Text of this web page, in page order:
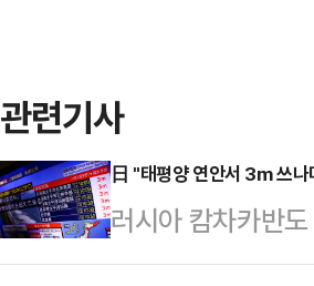
관련기사
日 "태평양 연안서 3m 쓰
러시아 캄차카반
3m 높이의 쓰나